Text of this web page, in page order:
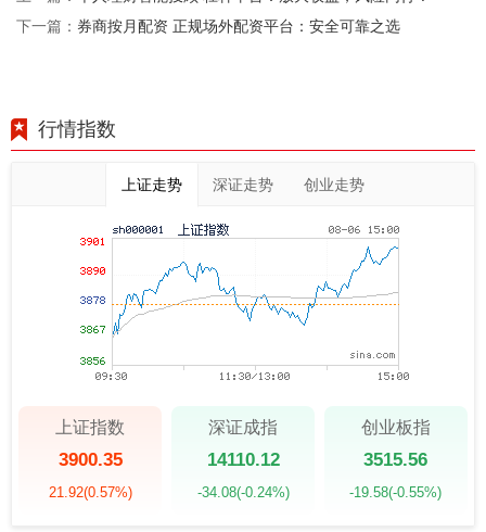
下一篇： 券商按月配资 正规场外配资平台：安全可靠之选
行情指数
上证走势 深证走势 创业走势
上证指数
3900.35
21.92(0.57%)
深证成指
14110.12
-34.08(-0.24%)
创业板指
3515.56
-19.58(-0.55%)